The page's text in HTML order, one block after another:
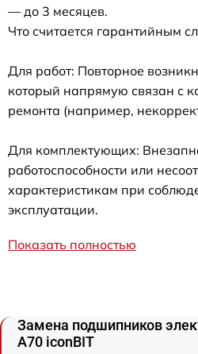
— до 3 месяцев.
Что считается гарантийным
Для работ: Повторное
который напрямую связан с
ремонта (например,
Для комплектующих:
работоспособности или
характеристикам при
эксплуатации.
Показать полностью
Замена подшипников
A70 iconBIT